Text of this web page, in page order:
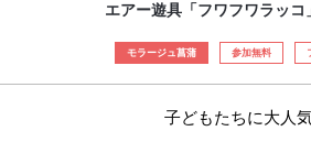
エアー遊具「フワフワラッコ
モラージュ菖蒲 参加無料
子どもたちに大人気